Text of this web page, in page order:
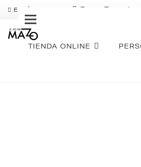
ENVÍO GRATIS Pago
TIENDA ONLINE